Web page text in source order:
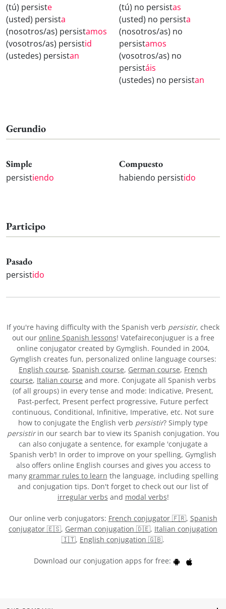
(tú) persiste
(usted) persista
(nosotros/as) persistamos
(vosotros/as) persistid
(ustedes) persistan
(tú) no persistas
(usted) no persista
(nosotros/as) no
persistamos
(vosotros/as) no
persistáis
(ustedes) no persistan
Gerundio
Simple
persistiendo
Compuesto
habiendo persistido
Participo
Pasado
persistido
If you're having difficulty with the Spanish verb persistir, check
out our online Spanish lessons! Vatefaireconjuguer is a free
online conjugator created by Gymglish. Founded in 2004,
Gymglish creates fun, personalized online language courses:
English course, Spanish course, German course, French
course, Italian course and more. Conjugate all Spanish verbs
(of all groups) in every tense and mode: Indicative, Present,
Past-perfect, Present perfect progressive, Future perfect
continuous, Conditional, Infinitive, Imperative, etc. Not sure
how to conjugate the English verb persistir? Simply type
persistirin our search bar to view its Spanish conjugation. You
can also conjugate a sentence, for example 'conjugate a
Spanish verb’! In order to improve on your spelling, Gymglish
also offers online English courses and gives you access to
many grammar rules to learn the language, including spelling
and conjugation tips. Don't forget to check out our list of
irregular verbs and modal verbs!
Our online verb conjugators: French conjugator 🇫🇷, Spanish
conjugator 🇪🇸, German conjugation 🇩🇪, Italian conjugation
🇮🇹, English conjugation 🇬🇧.
Download our conjugation apps for free: